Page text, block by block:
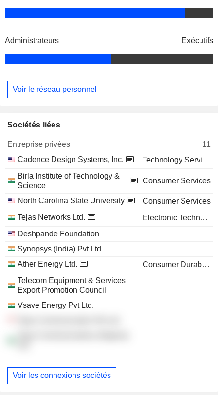
Administrateurs Exécutifs
Voir le réseau personnel
Sociétés liées
Entreprise privées
11
Cadence Design Systems, Inc.
Technology Services
Birla Institute of Technology &
Science
Consumer Services
North Carolina State University
Consumer Services
Tejas Networks Ltd.
Electronic Technology
Deshpande Foundation
Synopsys (India) Pvt Ltd.
Ather Energy Ltd.
Consumer Durables
Telecom Equipment & Services
Export Promotion Council
Vsave Energy Pvt Ltd.
Voir les connexions sociétés